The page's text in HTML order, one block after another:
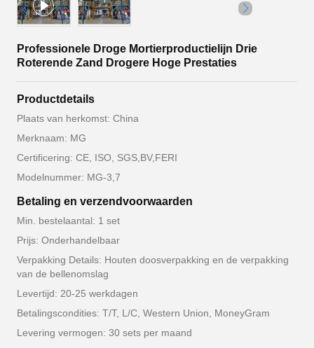
Professionele Droge Mortierproductielijn Drie
Roterende Zand Drogere Hoge Prestaties
Productdetails
Plaats van herkomst: China
Merknaam: MG
Certificering: CE, ISO, SGS,BV,FERI
Modelnummer: MG-3,7
Betaling en verzendvoorwaarden
Min. bestelaantal: 1 set
Prijs: Onderhandelbaar
Verpakking Details: Houten doosverpakking en de verpakking
van de bellenomslag
Levertijd: 20-25 werkdagen
Betalingscondities: T/T, L/C, Western Union, MoneyGram
Levering vermogen: 30 sets per maand